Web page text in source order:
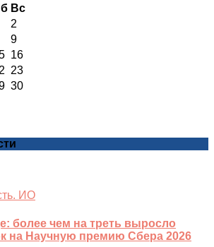
Вс
2
9
16
23
30
ИО
более чем на треть выросло
на Научную премию Сбера 2026